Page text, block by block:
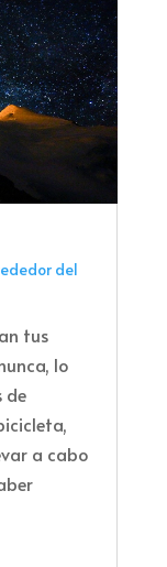
del
tus
lo
de
a cabo